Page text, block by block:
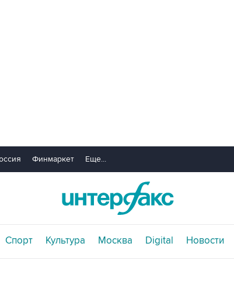
Финмаркет Еще...
Спорт Культура Москва Digital Новости